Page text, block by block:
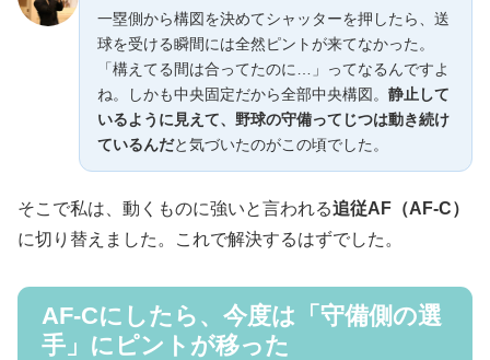
一塁側から構図を決めてシャッターを押したら、送
球を受ける瞬間には全然ピントが来てなかった。
「構えてる間は合ってたのに…」ってなるんですよ
ね。しかも中央固定だから全部中央構図。 静止して
いるように見えて、野球の守備ってじつは動き続け
ているんだと気づいたのがこの頃でした。
そこで私は、動くものに強いと言われる追従AF（AF-C）
に切り替えました。これで解決するはずでした。
AF-Cにしたら、今度は「守備側の選
手」にピントが移った